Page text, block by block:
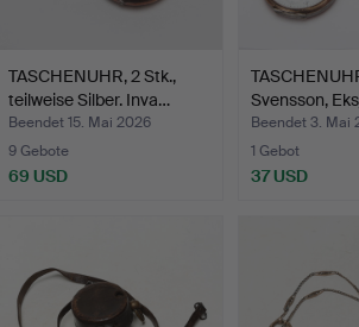
TASCHENUHR, 2 Stk.,
teilweise Silber. Inva…
Beendet 15. Mai 2026
9 Gebote
69 USD
Svensson,
Beendet 3. Mai
1 Gebot
37 USD